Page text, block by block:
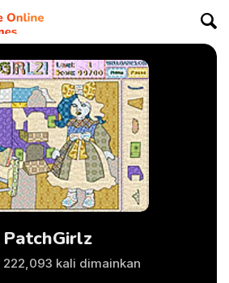
PatchGirlz
222,093 kali dimainkan